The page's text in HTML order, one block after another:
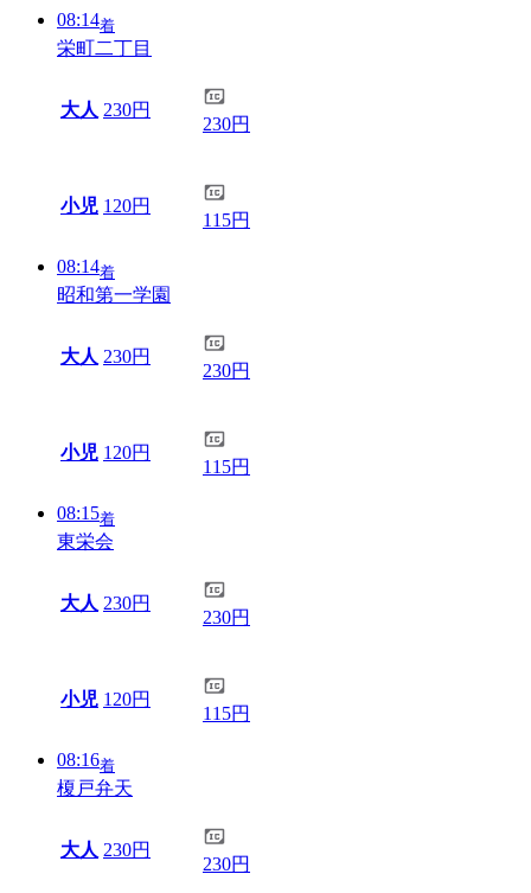
08:14着
栄町二丁目
大人 230円
230円
小児 120円
115円
08:14着
昭和第一学園
大人 230円
230円
小児 120円
115円
08:15着
東栄会
大人 230円
230円
小児 120円
115円
08:16着
榎戸弁天
大人 230円
230円